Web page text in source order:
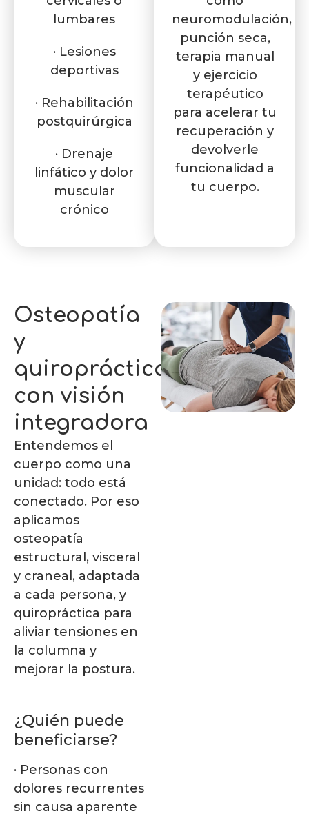
lumbares
· Lesiones
deportivas
· Rehabilitación
postquirúrgica
· Drenaje
linfático y dolor
muscular
crónico
neuromodulación,
punción seca,
terapia manual
y ejercicio
terapéutico
para acelerar tu
recuperación y
devolverle
funcionalidad a
tu cuerpo.
Osteopatía
y
quiropráctica
con visión
integradora
Entendemos el
cuerpo como una
unidad: todo está
conectado. Por eso
aplicamos
osteopatía
estructural, visceral
y craneal, adaptada
a cada persona, y
quiropráctica para
aliviar tensiones en
la columna y
mejorar la postura.
¿Quién puede
beneficiarse?
· Personas con
dolores recurrentes
sin causa aparente